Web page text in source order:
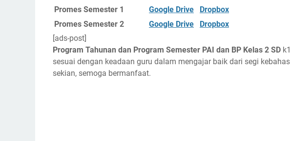
Promes Semester 1
Google Drive
Dropbox
Promes Semester 2
Google Drive
Dropbox
[ads-post]
Program Tahunan dan Program Semester PAI dan BP Kelas 2 SD
sesuai dengan keadaan guru dalam mengajar baik dari segi
sekian, semoga bermanfaat.